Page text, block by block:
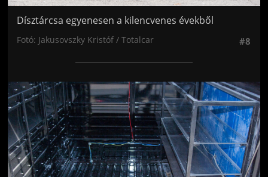
Dísztárcsa egyenesen a kilencvenes évekből
Fotó: Jakusovszky Kristóf / Totalcar #8
Jön még kép!